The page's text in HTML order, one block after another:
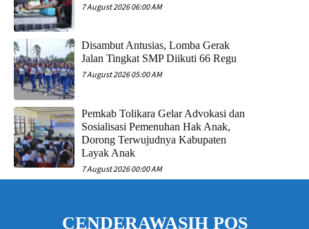
7 August 2026 06:00 AM
Disambut Antusias, Lomba Gerak
Jalan Tingkat SMP Diikuti 66 Regu
7 August 2026 05:00 AM
Pemkab Tolikara Gelar Advokasi dan
Sosialisasi Pemenuhan Hak Anak,
Dorong Terwujudnya Kabupaten
Layak Anak
7 August 2026 00:00 AM
CENDERAWASIH POS